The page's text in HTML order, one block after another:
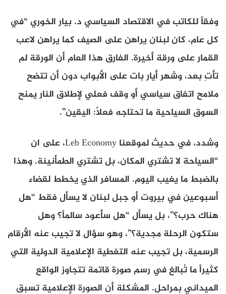
وفقاً للكاتب في الاقتصاد السياسي د. بيار الخوري “في
كل عام، كان لبنان يراهن على الصيف كما يراهن لاعب
القمار على ورقة أخيرة. الفارق هذا العام أن الورقة لم
تأتِ بعد، وشهر أيار بات على الأبواب دون أن تتضح
ملامح اتفاق سياسي أو وقف فعلي لإطلاق النار يمنح
السوق السياحية ما تحتاجه فعلاً: اليقين”.
وشدد، في حديث لموقعنا Leb Economy، على ان
“السياحة لا تشتري المكان، بل تشتري الطمأنينة. وهذا
بالضبط ما يغيب اليوم. المسافر الذي يخطط لقضاء
أسبوعين في بيروت أو جبل لبنان لا يسأل فقط “هل
هناك حرب؟”، بل يسأل “هل سأعود سالماً؟ وهل
ستكون الرحلة مجدية؟”، وهو سؤال لا تجيب عنه الأرقام
الرسمية، بل تجيب عنه التغطية الإعلامية الدولية التي
كثيراً ما تُبالغ في رسم صورة قاتمة تتجاوز الواقع
الميداني بمراحل. المشكلة أن الصورة الإعلامية تسبق